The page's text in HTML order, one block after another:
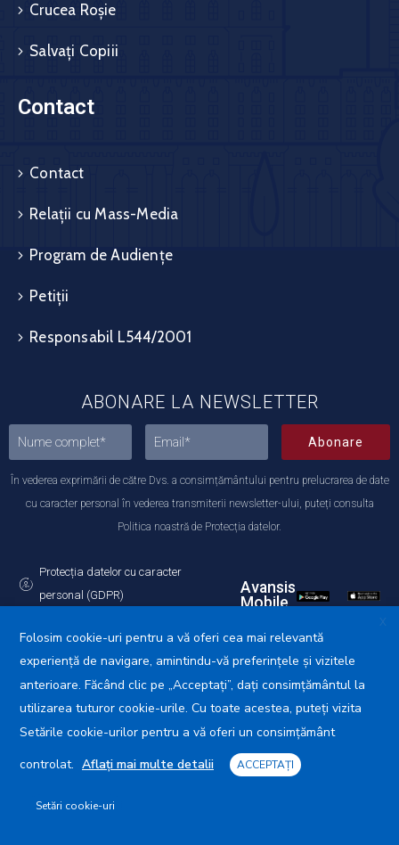
Crucea Roșie
Salvați Copiii
Contact
Contact
Relații cu Mass-Media
Program de Audiențe
Petiții
Responsabil L544/2001
ABONARE LA NEWSLETTER
Abonare
În vederea exprimării de către Dvs. a consimțământului pentru prelucrarea de date
cu caracter personal în vederea transmiterii newsletter-ului, puteți consulta
Politica noastră de Protecția datelor.
Protecția datelor cu caracter
personal (GDPR)
Avansis
Mobile
Primăria Municipiului Călărași © 2025. Toate drepturile
X
Folosim cookie-uri pentru a vă oferi cea mai relevantă
experiență de navigare, amintindu-vă preferințele și vizitele
anterioare. Făcând clic pe „Acceptați”, dați consimțământul la
utilizarea tuturor cookie-urile. Cu toate acestea, puteți vizita
Setările cookie-urilor pentru a vă oferi un consimțământ
controlat. Aflați mai multe detalii ACCEPTAȚI
Setări cookie-uri